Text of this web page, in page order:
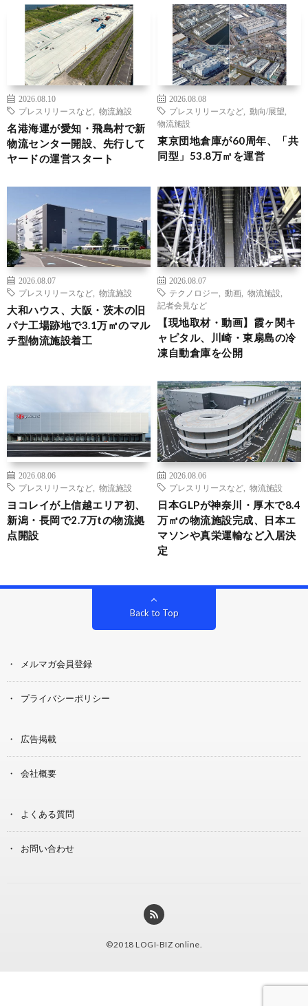
2026.08.10
プレスリリースなど
物流施設
名港海運が愛知・飛島村で新
物流センター開設、先行して
ヤードの運営スタート
2026.08.08
プレスリリースなど
動向/展望
物流施設
東京団地倉庫が60周年、「共
同型」53.8万㎡を運営
2026.08.07
プレスリリースなど
物流施設
大和ハウス、大阪・茨木の旧
パナ工場跡地で3.1万㎡のマル
チ型物流施設着工
2026.08.07
テクノロジー
動画 物流施設
記者会見など
【現地取材・動画】霞ヶ関キ
ャピタル、川崎・東扇島の冷
凍自動倉庫を公開
2026.08.06
プレスリリースなど
物流施設
ヨコレイが上信越エリア初、
新潟・長岡で2.7万tの物流拠
点開設
2026.08.06
プレスリリースなど
物流施設
日本GLPが神奈川・厚木で8.4
万㎡の物流施設完成、日本エ
マソンや真栄運輸など入居決
定
Back to Top
メルマガ会員登録
プライバシーポリシー
広告掲載
会社概要
よくある質問
お問い合わせ
©2018 LOGI-BIZ online